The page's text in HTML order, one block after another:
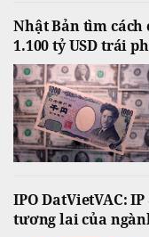
Nhật Bản tìm cách
1.100 tỷ USD trái
IPO DatVietVAC:
tương lai của